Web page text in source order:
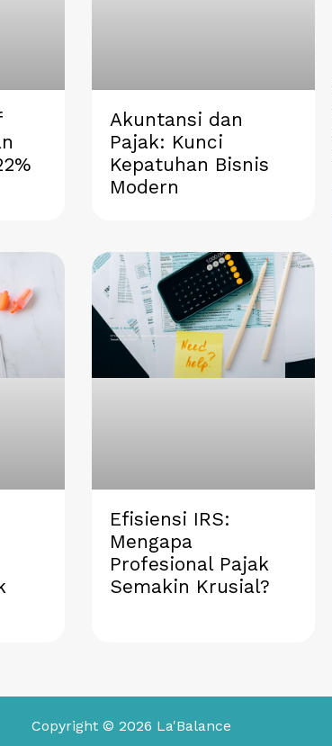
Akuntansi dan
Pajak: Kunci
Kepatuhan Bisnis
Modern
Efisiensi IRS:
Mengapa
Profesional Pajak
Semakin Krusial?
Copyright © 2026 La'Balance